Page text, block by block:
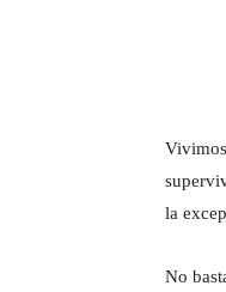
la
No